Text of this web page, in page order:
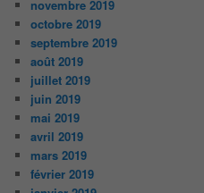
novembre 2019
octobre 2019
septembre 2019
août 2019
juillet 2019
juin 2019
mai 2019
avril 2019
mars 2019
février 2019